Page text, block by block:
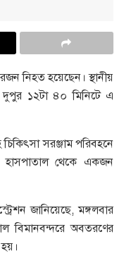
নিহত হয়েছেন। স্থানীয়
দুপুর ১২টা ৪০ মিনিটে এ
সরঞ্জাম পরিবহনে
হাসপাতাল থেকে একজন
জানিয়েছে, মঙ্গলবার
বিমানবন্দরে অবতরণের